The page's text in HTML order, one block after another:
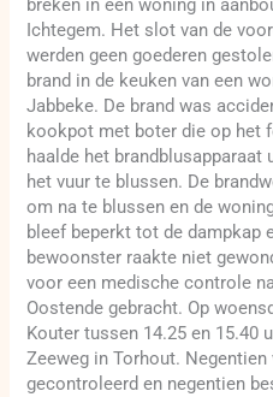
breken in een woning in
Ichtegem. Het slot van de
werden geen goederen
brand in de keuken van een
Jabbeke. De brand was
kookpot met boter die op het
haalde het
het vuur te blussen. De
om na te blussen en de
bleef beperkt tot de dampkap
bewoonster raakte niet
voor een medische controle
Oostende gebracht. Op
Kouter tussen 14.25 en 15.40
Zeeweg in Torhout.
gecontroleerd en negentien